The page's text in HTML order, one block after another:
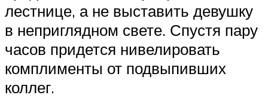
лестнице, а не выставить девушку
в неприглядном свете. Спустя пару
часов придется нивелировать
комплименты от подвыпивших
коллег.